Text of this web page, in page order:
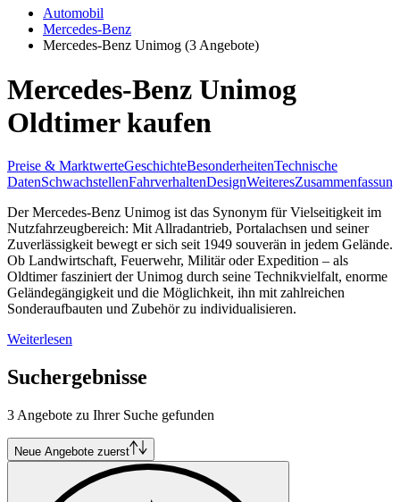
Automobil
Mercedes-Benz
Mercedes-Benz Unimog (3 Angebote)
Mercedes-Benz Unimog
Oldtimer kaufen
Preise & MarktwerteGeschichteBesonderheitenTechnische
DatenSchwachstellenFahrverhaltenDesignWeiteresZusammenfassung
Der Mercedes-Benz Unimog ist das Synonym für Vielseitigkeit im
Nutzfahrzeugbereich: Mit Allradantrieb, Portalachsen und seiner
Zuverlässigkeit bewegt er sich seit 1949 souverän in jedem Gelände.
Ob Landwirtschaft, Feuerwehr, Militär oder Expedition – als
Oldtimer fasziniert der Unimog durch seine Technikvielfalt, enorme
Geländegängigkeit und die Möglichkeit, ihn mit zahlreichen
Sonderaufbauten und Zubehör zu individualisieren.
Weiterlesen
Suchergebnisse
3 Angebote zu Ihrer Suche gefunden
Neue Angebote zuerst